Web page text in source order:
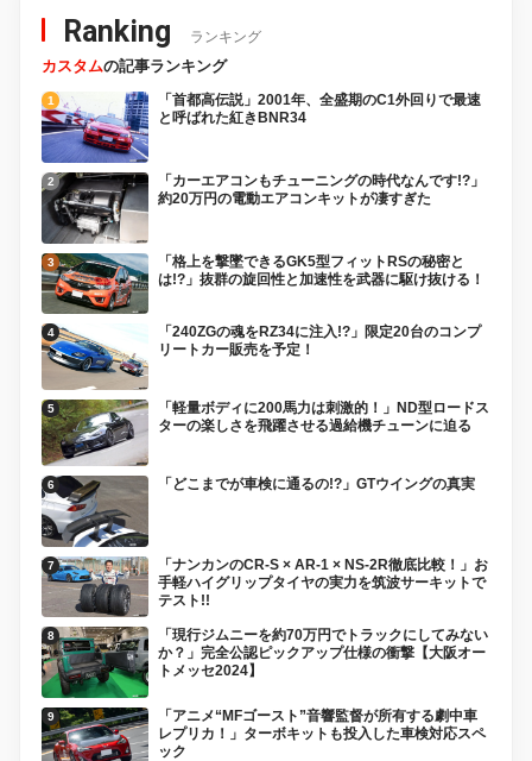
Ranking ランキング
カスタムの記事ランキング
「首都高伝説」2001年、全盛期のC1外回りで最速
と呼ばれた紅きBNR34
「カーエアコンもチューニングの時代なんです!?」
約20万円の電動エアコンキットが凄すぎた
「格上を撃墜できるGK5型フィットRSの秘密と
は!?」抜群の旋回性と加速性を武器に駆け抜ける！
「240ZGの魂をRZ34に注入!?」限定20台のコンプ
リートカー販売を予定！
「軽量ボディに200馬力は刺激的！」ND型ロードス
ターの楽しさを飛躍させる過給機チューンに迫る
「どこまでが車検に通るの!?」GTウイングの真実
「ナンカンのCR-S × AR-1 × NS-2R徹底比較！」お
手軽ハイグリップタイヤの実力を筑波サーキットで
テスト!!
「現行ジムニーを約70万円でトラックにしてみない
か？」完全公認ピックアップ仕様の衝撃【大阪オー
トメッセ2024】
「アニメ“MFゴースト”音響監督が所有する劇中車
レプリカ！」ターボキットも投入した車検対応スペ
ック